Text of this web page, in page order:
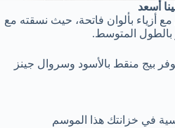
أسعد
مع أزياء بألوان فاتحة، حيث نسقته مع
بالطول المتوسط.
بيج منقط بالأسود وسروال جينز
في خزانتك هذا الموسم